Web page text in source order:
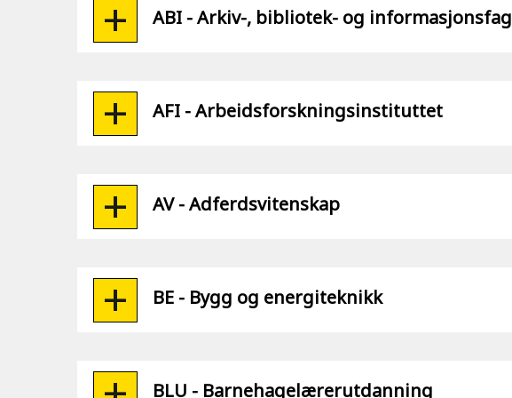
ABI - Arkiv-, bibliotek- og informasjonsfag
AFI - Arbeidsforskningsinstituttet
AV - Adferdsvitenskap
BE - Bygg og energiteknikk
BLU - Barnehagelærerutdanning